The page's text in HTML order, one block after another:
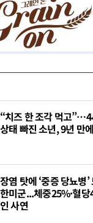
“치즈 한 조각 먹고”…4
상태 빠진 소년, 9년 만
장염 탓에 ‘중증 당뇨병
한미군...체중25%·혈
인 사연